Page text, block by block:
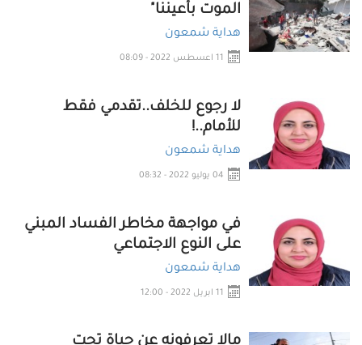
الموت بأعيننا"
هداية شمعون
11 اعسطس 2022 - 08:09
لا رجوع للخلف..تقدمي فقط
للأمام..!
هداية شمعون
04 يوليو 2022 - 08:32
في مواجهة مخاطر الفساد المبني
على النوع الاجتماعي
هداية شمعون
11 ابريل 2022 - 12:00